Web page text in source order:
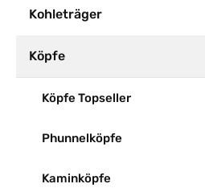
Kohleträger
Köpfe
Köpfe Topseller
Phunnelköpfe
Kaminköpfe